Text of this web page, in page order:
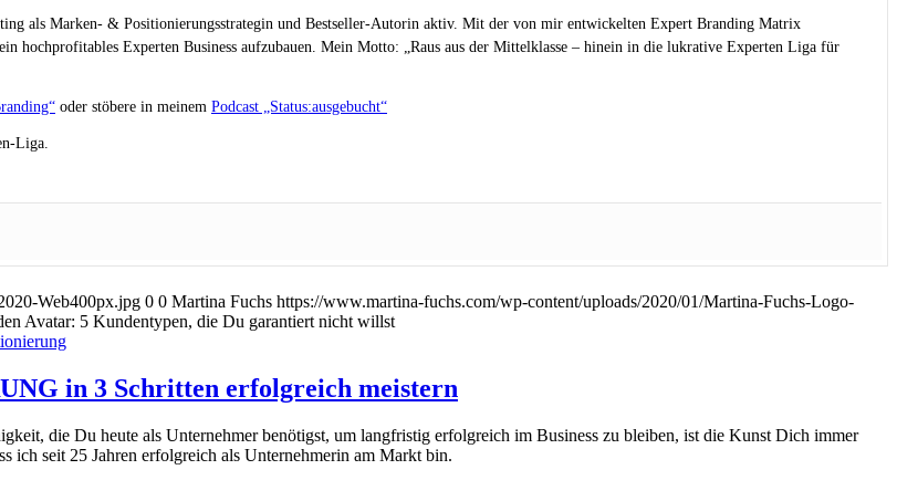
als Marken- & Positionierungsstrategin und Bestseller-Autorin aktiv. Mit der von mir entwickelten Expert Branding Matrix
hochprofitables Experten Business aufzubauen. Mein Motto: „Raus aus der Mittelklasse – hinein in die lukrative Experten Liga für
oder stöbere in meinem Podcast „Status:ausgebucht“
Liga.
Web400px.jpg 0 0 Martina Fuchs https://www.martina-fuchs.com/wp-content/uploads/2020/01/Martina-Fuchs-Logo-
Avatar: 5 Kundentypen, die Du garantiert nicht willst
in 3 Schritten erfolgreich meistern
die Du heute als Unternehmer benötigst, um langfristig erfolgreich im Business zu bleiben, ist die Kunst Dich immer
ich seit 25 Jahren erfolgreich als Unternehmerin am Markt bin.